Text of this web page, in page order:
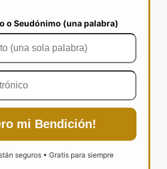
o Seudónimo (una palabra)
mi Bendición!
seguros • Gratis para siempre